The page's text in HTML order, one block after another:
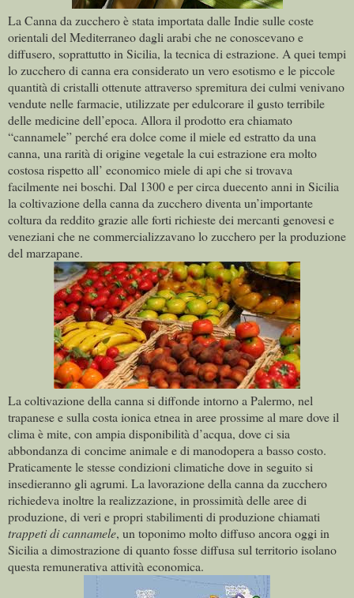
La Canna da zucchero è stata importata dalle Indie sulle coste
orientali del Mediterraneo dagli arabi che ne conoscevano e
diffusero, soprattutto in Sicilia, la tecnica di estrazione. A quei tempi
lo zucchero di canna era considerato un vero esotismo e le piccole
quantità di cristalli ottenute attraverso spremitura dei culmi venivano
vendute nelle farmacie, utilizzate per edulcorare il gusto terribile
delle medicine dell’epoca. Allora il prodotto era chiamato
“cannamele” perché era dolce come il miele ed estratto da una
canna, una rarità di origine vegetale la cui estrazione era molto
costosa rispetto all’ economico miele di api che si trovava
facilmente nei boschi. Dal 1300 e per circa duecento anni in Sicilia
la coltivazione della canna da zucchero diventa un’importante
coltura da reddito grazie alle forti richieste dei mercanti genovesi e
veneziani che ne commercializzavano lo zucchero per la produzione
del marzapane.
La coltivazione della canna si diffonde intorno a Palermo, nel
trapanese e sulla costa ionica etnea in aree prossime al mare dove il
clima è mite, con ampia disponibilità d’acqua, dove ci sia
abbondanza di concime animale e di manodopera a basso costo.
Praticamente le stesse condizioni climatiche dove in seguito si
insedieranno gli agrumi. La lavorazione della canna da zucchero
richiedeva inoltre la realizzazione, in prossimità delle aree di
produzione, di veri e propri stabilimenti di produzione chiamati
trappeti di cannamele, un toponimo molto diffuso ancora oggi in
Sicilia a dimostrazione di quanto fosse diffusa sul territorio isolano
questa remunerativa attività economica.